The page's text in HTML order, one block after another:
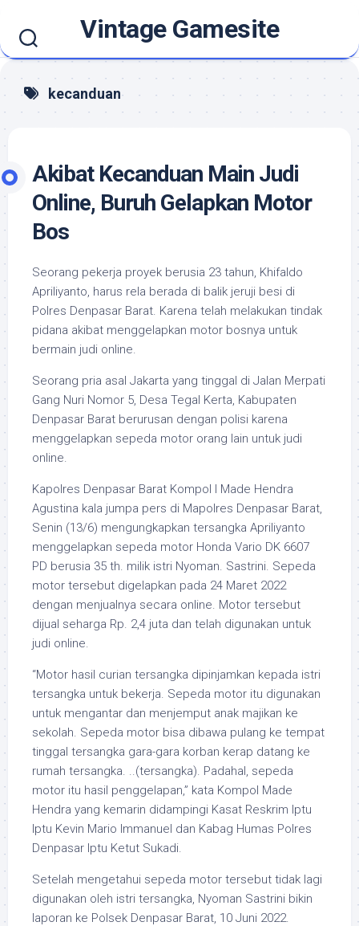
content
Vintage Gamesite
kecanduan
Akibat Kecanduan Main Judi
Online, Buruh Gelapkan Motor
Bos
Seorang pekerja proyek berusia 23 tahun, Khifaldo
Apriliyanto, harus rela berada di balik jeruji besi di
Polres Denpasar Barat. Karena telah melakukan tindak
pidana akibat menggelapkan motor bosnya untuk
bermain judi online.
Seorang pria asal Jakarta yang tinggal di Jalan Merpati
Gang Nuri Nomor 5, Desa Tegal Kerta, Kabupaten
Denpasar Barat berurusan dengan polisi karena
menggelapkan sepeda motor orang lain untuk judi
online.
Kapolres Denpasar Barat Kompol I Made Hendra
Agustina kala jumpa pers di Mapolres Denpasar Barat,
Senin (13/6) mengungkapkan tersangka Apriliyanto
menggelapkan sepeda motor Honda Vario DK 6607
PD berusia 35 th. milik istri Nyoman. Sastrini. Sepeda
motor tersebut digelapkan pada 24 Maret 2022
dengan menjualnya secara online. Motor tersebut
dijual seharga Rp. 2,4 juta dan telah digunakan untuk
judi online.
“Motor hasil curian tersangka dipinjamkan kepada istri
tersangka untuk bekerja. Sepeda motor itu digunakan
untuk mengantar dan menjemput anak majikan ke
sekolah. Sepeda motor bisa dibawa pulang ke tempat
tinggal tersangka gara-gara korban kerap datang ke
rumah tersangka. ..(tersangka). Padahal, sepeda
motor itu hasil penggelapan,” kata Kompol Made
Hendra yang kemarin didampingi Kasat Reskrim Iptu
Iptu Kevin Mario Immanuel dan Kabag Humas Polres
Denpasar Iptu Ketut Sukadi.
Setelah mengetahui sepeda motor tersebut tidak lagi
digunakan oleh istri tersangka, Nyoman Sastrini bikin
laporan ke Polsek Denpasar Barat, 10 Juni 2022.